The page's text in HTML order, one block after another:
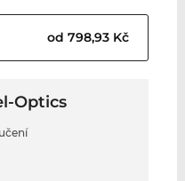
od 798,93 Kč
Optics